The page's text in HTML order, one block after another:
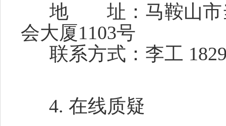
地 址： 马鞍山
会大厦1103号
联系方式：李工
4. 在线质疑